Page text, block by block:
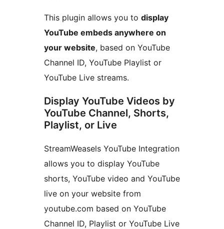
This plugin allows you to display
YouTube embeds anywhere on
your website, based on YouTube
Channel ID, YouTube Playlist or
YouTube Live streams.
Display YouTube Videos by
YouTube Channel, Shorts,
Playlist, or Live
StreamWeasels YouTube Integration
allows you to display YouTube
shorts, YouTube video and YouTube
live on your website from
youtube.com based on YouTube
Channel ID, Playlist or YouTube Live